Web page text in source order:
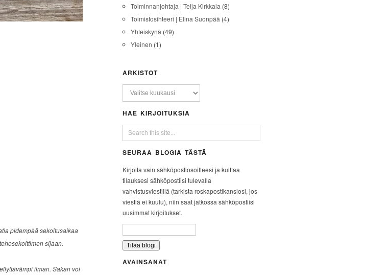
pidempää sekoitusaikaa
sijaan.
ilman. Sakan voi
Toiminnanjohtaja | Teija Kirkkala (8)
Toimistosihteeri | Elina Suonpää (4)
Yhteiskynä (49)
Yleinen (1)
ARKISTOT
HAE KIRJOITUKSIA
SEURAA BLOGIA TÄSTÄ
Kirjoita vain sähköpostiosoitteesi ja kuittaa
tilauksesi sähköpostiisi tulevalla
vahvistusviestillä (tarkista roskapostikansiosi, jos
viestiä ei kuulu), niin saat jatkossa sähköpostiisi
uusimmat kirjoitukset.
AVAINSANAT